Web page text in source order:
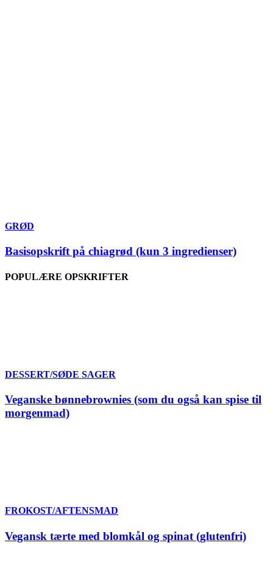
GRØD
Basisopskrift på chiagrød (kun 3 ingredienser)
POPULÆRE OPSKRIFTER
DESSERT/SØDE SAGER
Veganske bønnebrownies (som du også kan spise til
morgenmad)
FROKOST/AFTENSMAD
Vegansk tærte med blomkål og spinat (glutenfri)